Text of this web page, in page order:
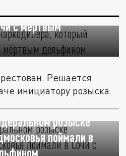
который
с мёртвым
Решается
инициатору розыска.
розыске
поймали в